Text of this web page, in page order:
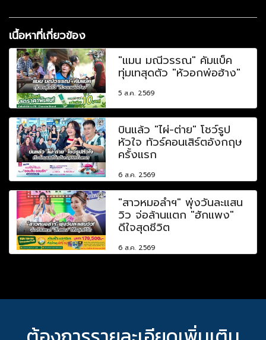
เนื้อหาที่เกี่ยวข้อง
"แมน มณีวรรณ" คัมแบ็ค
ทุ่มเทสุดตัว "หัวอกพ่อฮ้าง"
5 ส.ค. 2569
บินแล้ว "ไผ่-ต่าย" โชว์รูป
หัวใจ ทัวร์คอนเสิร์ตอังกฤษ
ครั้งแรก
6 ส.ค. 2569
"สาวหมอลำฯ" พุ่งวันละแสน
วิว จ่อล้านแตก "ฮักแพง"
ดีใจสุดชีวิต
6 ส.ค. 2569